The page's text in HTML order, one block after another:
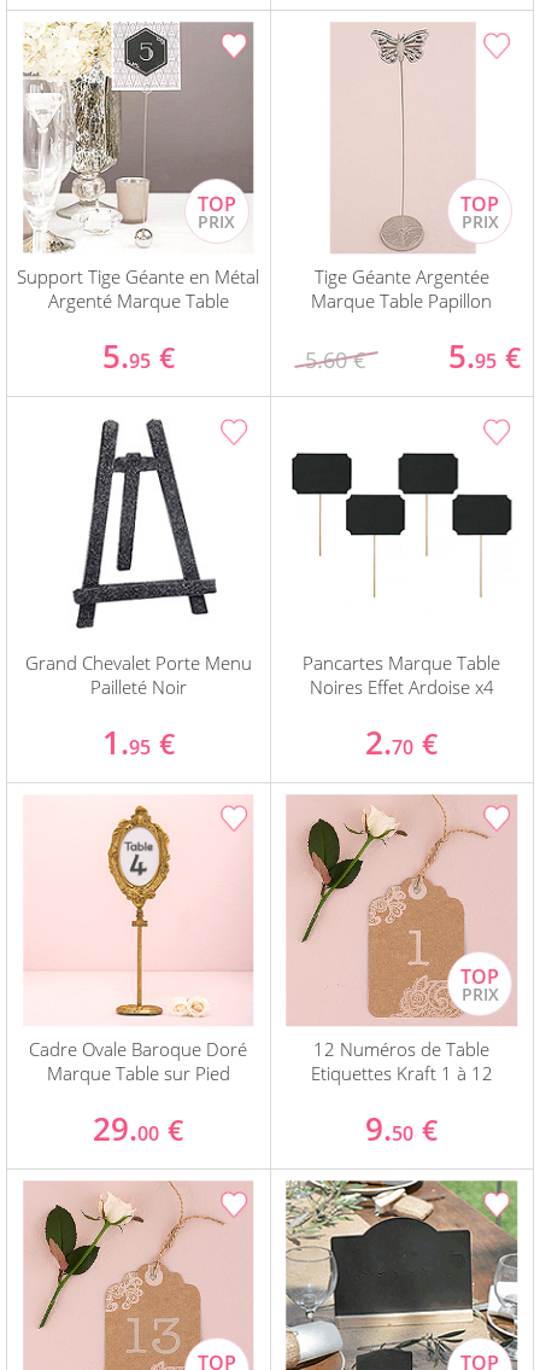
Support Tige Géante en Métal
Argenté Marque Table
5.95 €
Tige Géante Argentée
Marque Table Papillon
5.60 € 5.95 €
Grand Chevalet Porte Menu
Pailleté Noir
1.95 €
Pancartes Marque Table
Noires Effet Ardoise x4
2.70 €
Cadre Ovale Baroque Doré
Marque Table sur Pied
29.00 €
12 Numéros de Table
Etiquettes Kraft 1 à 12
9.50 €